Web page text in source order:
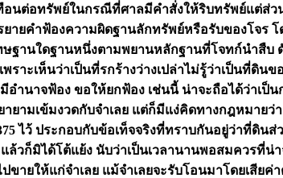
นต่อทรัพย์ในกรณีที่ศาลมีคำสั่งให้ริบทรัพย์แต่ส่
ายคำฟ้องความผิดฐานลักทรัพย์หรือรับของโจร
านใดฐานหนึ่งตามพยานหลักฐานที่โจทก์นำสืบ
าะเห็นว่าเป็นที่รกร้างว่างเปล่าไม่รู้ว่าเป็นที่ดิ
อำนาจฟ้อง ขอให้ยกฟ้อง เช่นนี้ น่าจะถือได้ว่าเ
ามเข้มงวดกับจำเลย แต่ก็มีแง่คิดทางกฎหมาย
ไว้ ประกอบกับข้อเท็จจริงที่ทราบกันอยู่ว่าที่ดิ
วก็มิได้โต้แย้ง นับว่าเป็นเวลานานพอสมควรที่น่
ายให้แก่จำเลย แม้จำเลยจะรับโอนมาโดยเสี